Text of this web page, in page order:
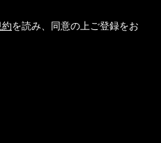
を読み、同意の上ご登録をお